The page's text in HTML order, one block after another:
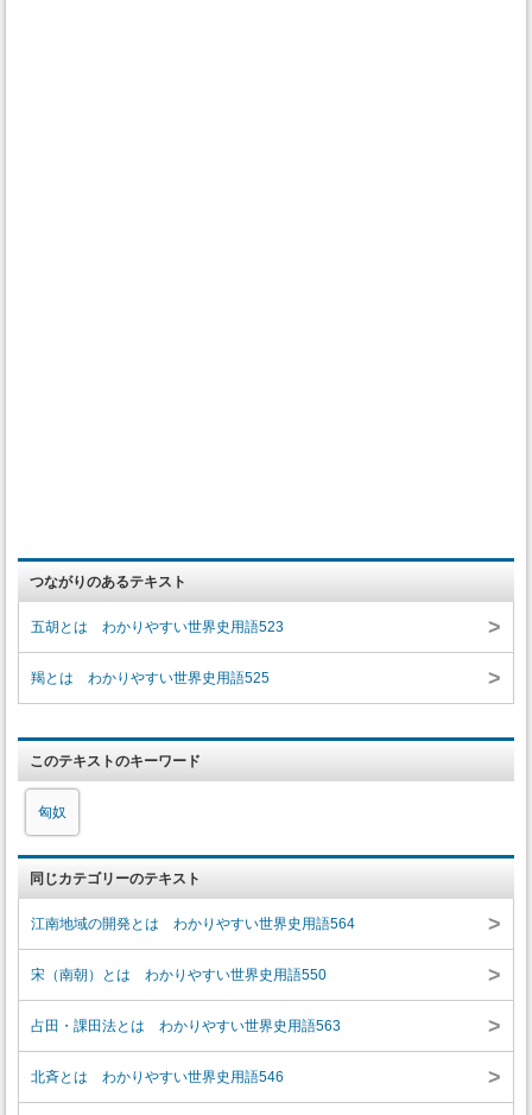
つながりのあるテキスト
五胡とは わかりやすい世界史用語523 >
羯とは わかりやすい世界史用語525 >
このテキストのキーワード
匈奴
同じカテゴリーのテキスト
江南地域の開発とは わかりやすい世界史用語564 >
宋（南朝）とは わかりやすい世界史用語550 >
占田・課田法とは わかりやすい世界史用語563 >
北斉とは わかりやすい世界史用語546 >